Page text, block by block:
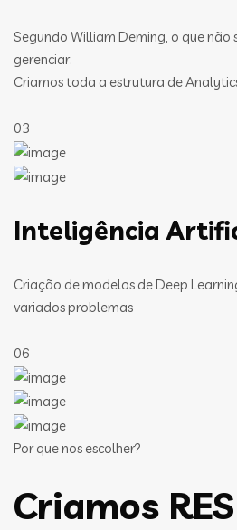
Segundo William Deming, o que não
gerenciar.
Criamos toda a estrutura de
03
Inteligência
Criação de modelos de Deep
variados problemas
06
Por que nos escolher?
Criamos